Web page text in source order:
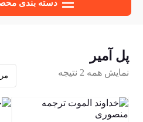
دسته‌ بندی
پل آمیر
نمایش همه 2 نتیجه